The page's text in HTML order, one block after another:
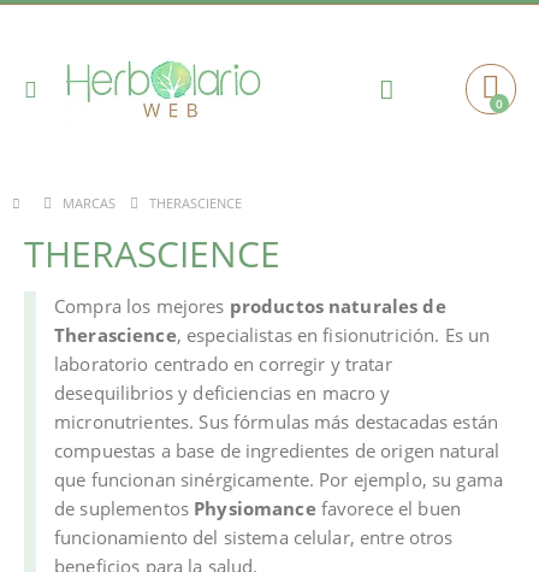
Toggle
Cart0
MARCAS THERASCIENCE
THERASCIENCE
Compra los mejores productos naturales de
Therascience, especialistas en fisionutrición. Es un
laboratorio centrado en corregir y tratar
desequilibrios y deficiencias en macro y
micronutrientes. Sus fórmulas más destacadas están
compuestas a base de ingredientes de origen natural
que funcionan sinérgicamente. Por ejemplo, su gama
de suplementos Physiomancefavorece el buen
funcionamiento del sistema celular, entre otros
beneficios para la salud.